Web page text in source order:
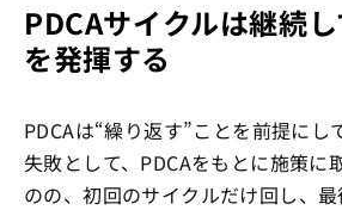
PDCAサイクルは継続
を発揮する
PDCAは“繰り返す”ことを前提にし
失敗として、PDCAをもとに施策に
のの、初回のサイクルだけ回し、